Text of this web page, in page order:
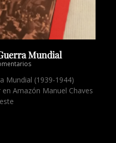
Mundial
Mundial (1939-1944)
Amazón Manuel Chaves